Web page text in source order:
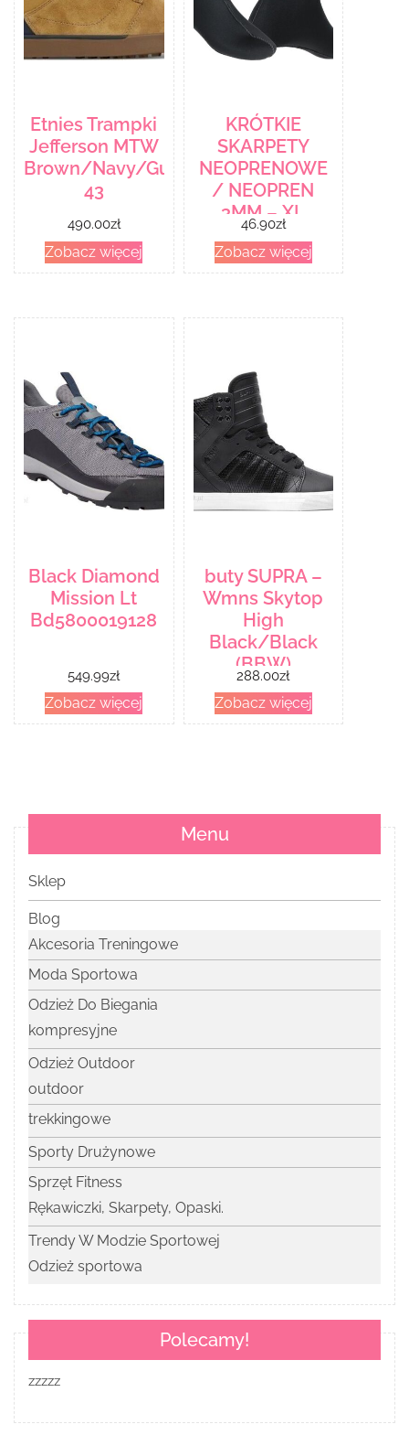
Etnies Trampki
Jefferson MTW
Brown/Navy/Gum
43
490.00zł
Zobacz więcej
KRÓTKIE
SKARPETY
NEOPRENOWE
/ NEOPREN
3MM – XL
46.90zł
Zobacz więcej
Black Diamond
Mission Lt
Bd5800019128
549.99zł
Zobacz więcej
buty SUPRA –
Wmns Skytop
High
Black/Black
(BBW)
288.00zł
Zobacz więcej
Menu
Sklep
Blog
Akcesoria Treningowe
Moda Sportowa
Odzież Do Biegania
kompresyjne
Odzież Outdoor
outdoor
trekkingowe
Sporty Drużynowe
Sprzęt Fitness
Rękawiczki, Skarpety, Opaski.
Trendy W Modzie Sportowej
Odzież sportowa
Polecamy!
zzzzz